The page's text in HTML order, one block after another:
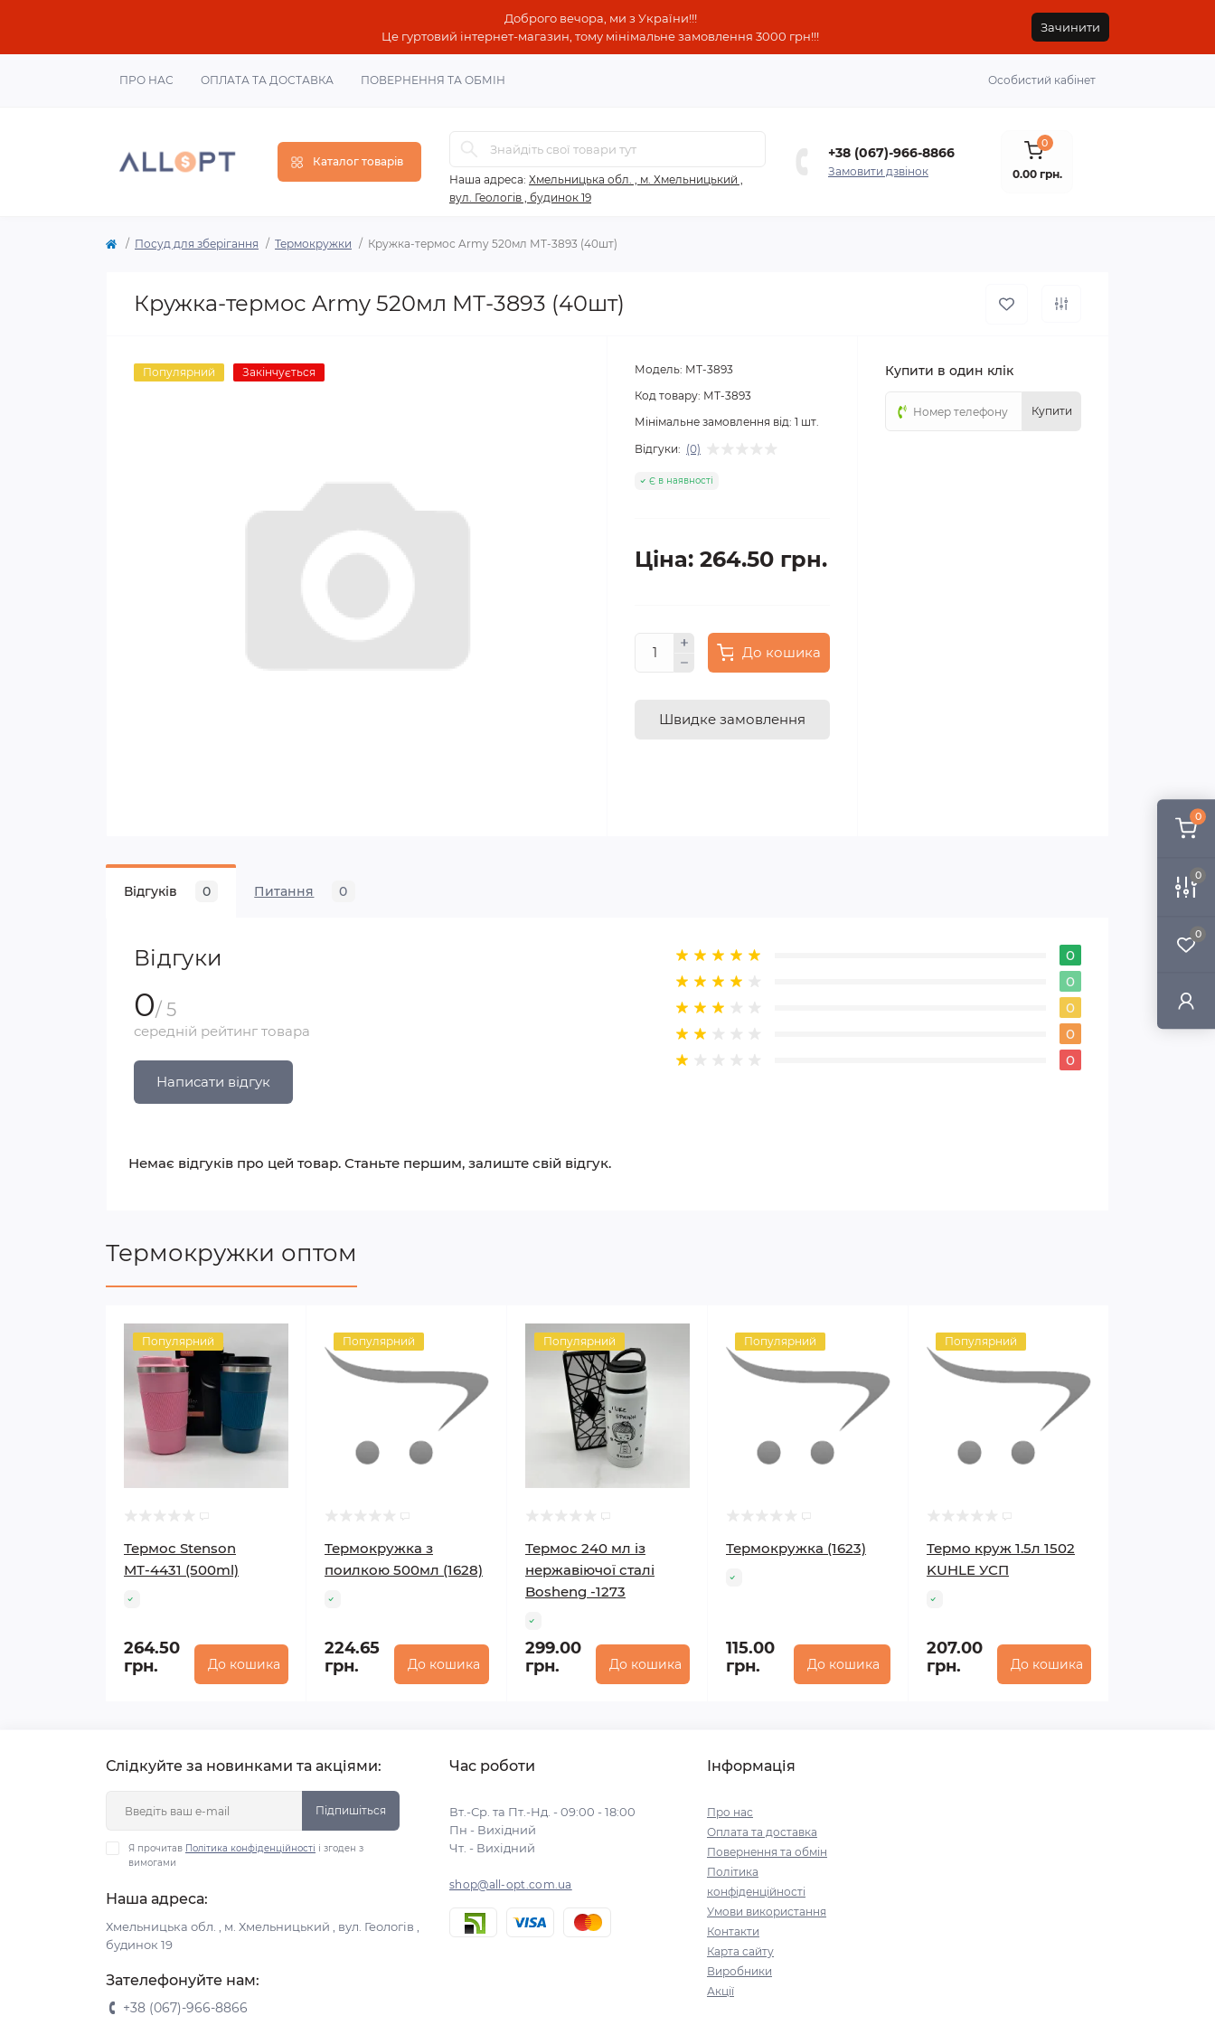
0
0
0
Доброго вечора, ми з України!!!
Це гуртовий інтернет-магазин, тому мінімальне замовлення 3000 грн!!!
Зачинити
ПРО НАС ОПЛАТА ТА ДОСТАВКА ПОВЕРНЕННЯ ТА ОБМІН Особистий кабінет
Каталог товарів
Наша адреса: Хмельницька обл. , м. Хмельницький ,
вул. Геологів , будинок 19
+38 (067)-966-8866
Замовити дзвінок
0
0.00 грн.
Посуд для зберігання Термокружки Кружка-термос Army 520мл МТ-3893 (40шт)
Кружка-термос Army 520мл МТ-3893 (40шт)
Популярний Закінчується Модель: МТ-3893
Код товару: МТ-3893
Мінімальне замовлення від: 1 шт.
Відгуки: (0)
Є в наявності
Ціна: 264.50 грн.
До кошика
Швидке замовлення
Купити в один клік
Купити
Відгуків 0 Питання 0
Відгуки
0/ 5
середній рейтинг товара
Написати відгук
0
0
0
0
0
Немає відгуків про цей товар. Станьте першим, залиште свій відгук.
Термокружки оптом
Популярний
Термос Stenson
МТ-4431 (500ml)
264.50
грн.
До кошика
Популярний
Термокружка з
поилкою 500мл (1628)
224.65
грн.
До кошика
Популярний
Термос 240 мл із
нержавіючої сталі
Bosheng -1273
299.00
грн.
До кошика
Популярний
Термокружка (1623)
115.00
грн.
До кошика
Популярний
Термо круж 1.5л 1502
KUHLE УСП
207.00
грн.
До кошика
Слідкуйте за новинками та акціями:
Підпишіться
Я прочитав Політика конфіденційності і згоден з
вимогами
Наша адреса:
Хмельницька обл. , м. Хмельницький , вул. Геологів ,
будинок 19
Зателефонуйте нам:
+38 (067)-966-8866
Час роботи
Вт.-Ср. та Пт.-Нд. - 09:00 - 18:00
Пн - Вихідний
Чт. - Вихідний
shop@all-opt.com.ua
Інформація
Про нас
Оплата та доставка
Повернення та обмін
Політика
конфіденційності
Умови використання
Контакти
Карта сайту
Виробники
Акції